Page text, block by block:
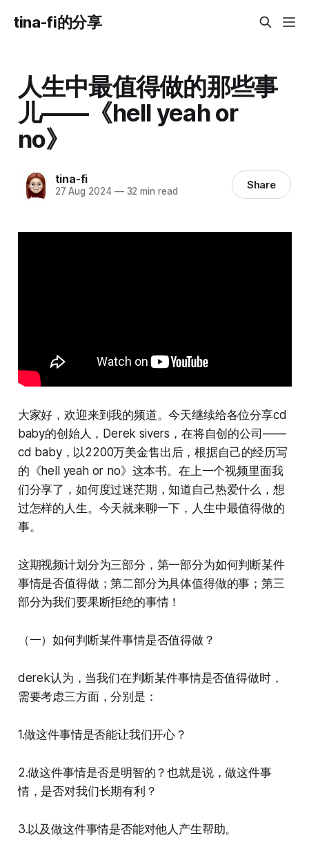
tina-fi的分享
人生中最值得做的那些事
儿——《hell yeah or
no》
tina-fi
27 Aug 2024 —32 min read Share
大家好，欢迎来到我的频道。今天继续给各位分享cd
baby的创始人，Derek sivers，在将自创的公司——
cd baby，以2200万美金售出后，根据自己的经历写
的《hell yeah or no》这本书。在上一个视频里面我
们分享了，如何度过迷茫期，知道自己热爱什么，想
过怎样的人生。今天就来聊一下，人生中最值得做的
事。
这期视频计划分为三部分，第一部分为如何判断某件
事情是否值得做；第二部分为具体值得做的事；第三
部分为我们要果断拒绝的事情！
（一）如何判断某件事情是否值得做？
derek认为，当我们在判断某件事情是否值得做时，
需要考虑三方面，分别是：
1.做这件事情是否能让我们开心？
2.做这件事情是否是明智的？也就是说，做这件事
情，是否对我们长期有利？
3.以及做这件事情是否能对他人产生帮助。